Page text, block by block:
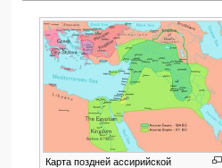
Карта поздней ассирийской